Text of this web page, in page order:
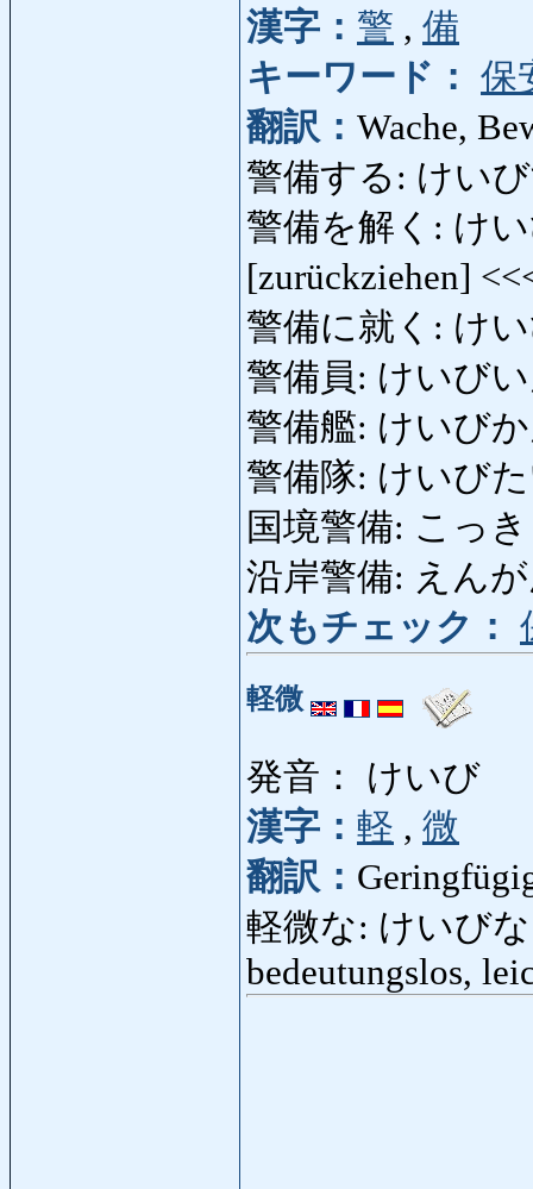
漢字： 警 , 備
キーワード： 保
翻訳： Wache,
警備する: けいび
警備を解く: けい
[zurückziehen]
警備に就く: け
警備員: けいびい
警備艦: けいび
警備隊: けいびた
国境警備: こっ
沿岸警備: えん
次もチェック：
軽微
発音： けいび
漢字： 軽 , 微
翻訳：
軽微な: けいびな
bedeutungslos,